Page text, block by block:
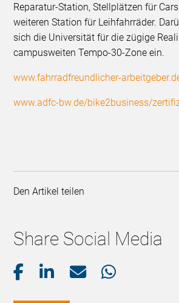
Reparatur-Station, Stellplätzen für
weiteren Station für Leihfahrräder.
sich die Universität für die zügige
campusweiten Tempo-30-Zone ein.
www.fahrradfreundlicher-
www.adfc-bw.de/bike2business/
Den Artikel teilen
Share Social Media